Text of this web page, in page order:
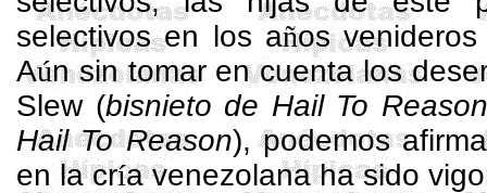
selectivos en los años
Aún sin tomar en cuenta los
Slew(bisnieto de Hail To Reason
Hail To Reason), podemos
en la cría venezolana ha sido